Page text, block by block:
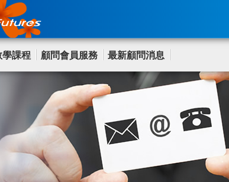
學課程 顧問會員服務 最新顧問消息